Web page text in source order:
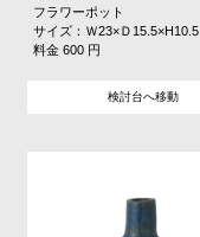
フラワーポット
サイズ：Ｗ23×Ｄ15.5×H10.5
料金 600 円
検討台へ移動